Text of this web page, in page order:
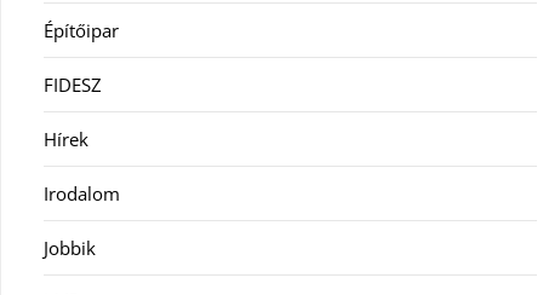
Építőipar
FIDESZ
Hírek
Irodalom
Jobbik